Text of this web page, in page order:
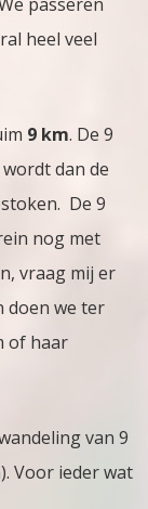
heel veel
9 km. De 9
dan de
De 9
nog met
vraag mij er
doen we ter
of haar
van 9
Voor ieder wat